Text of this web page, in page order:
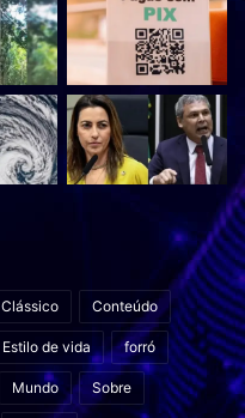
Clássico Conteúdo
Estilo de vida forró
Mundo Sobre